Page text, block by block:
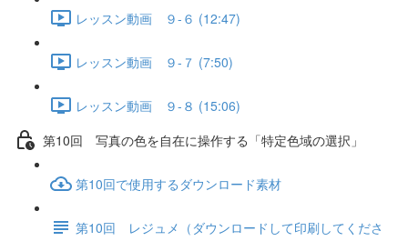
レッスン動画 ９-６ (12:47)
レッスン動画 ９-７ (7:50)
レッスン動画 ９-８ (15:06)
第10回 写真の色を自在に操作する「特定色域の選択」
第10回で使用するダウンロード素材
第10回 レジュメ（ダウンロードして印刷してくださ